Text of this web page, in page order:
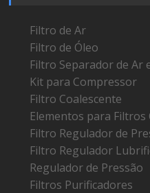
Filtro de Ar
Filtro de Óleo
Filtro Separador de Ar
Kit para Compressor
Filtro Coalescente
Elementos para Filtros
Filtro Regulador de
Filtro Regulador
Regulador de Pressão
Filtros Purificadores